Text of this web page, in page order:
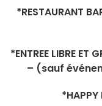
*RESTAURANT
*ENTREE LIBRE ET
– (sauf
*HAPPY